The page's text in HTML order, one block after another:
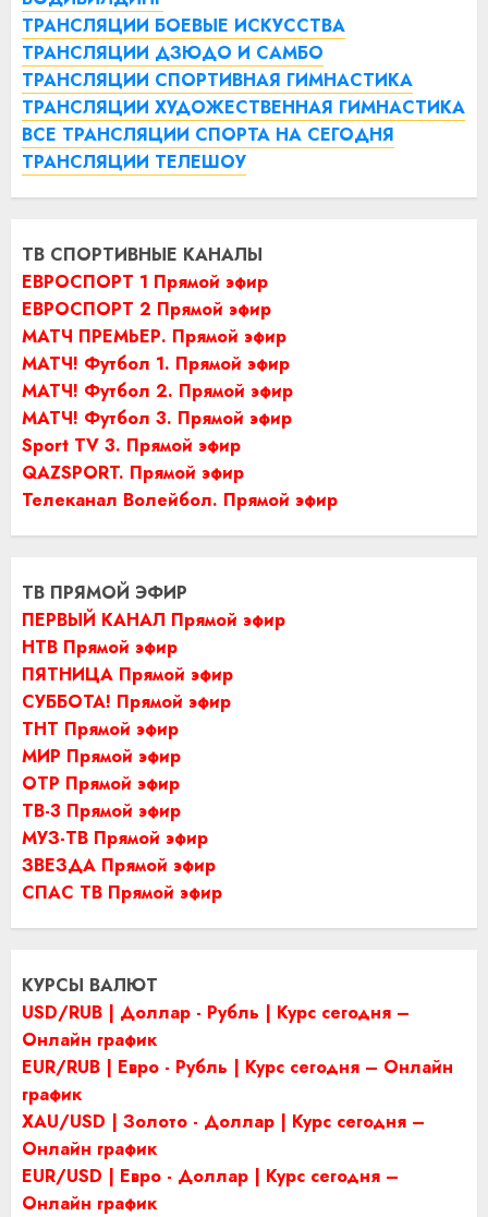
ТРАНСЛЯЦИИ БОЕВЫЕ ИСКУССТВА
ТРАНСЛЯЦИИ ДЗЮДО И САМБО
ТРАНСЛЯЦИИ СПОРТИВНАЯ ГИМНАСТИКА
ТРАНСЛЯЦИИ ХУДОЖЕСТВЕННАЯ ГИМНАСТИКА
ВСЕ ТРАНСЛЯЦИИ СПОРТА НА СЕГОДНЯ
ТРАНСЛЯЦИИ ТЕЛЕШОУ
ТВ СПОРТИВНЫЕ КАНАЛЫ
ЕВРОСПОРТ 1 Прямой эфир
ЕВРОСПОРТ 2 Прямой эфир
МАТЧ ПРЕМЬЕР. Прямой эфир
МАТЧ! Футбол 1. Прямой эфир
МАТЧ! Футбол 2. Прямой эфир
МАТЧ! Футбол 3. Прямой эфир
Sport TV 3. Прямой эфир
QAZSPORT. Прямой эфир
Телеканал Волейбол. Прямой эфир
ТВ ПРЯМОЙ ЭФИР
ПЕРВЫЙ КАНАЛ Прямой эфир
НТВ Прямой эфир
ПЯТНИЦА Прямой эфир
СУББОТА! Прямой эфир
ТНТ Прямой эфир
МИР Прямой эфир
ОТР Прямой эфир
ТВ-3 Прямой эфир
МУЗ-ТВ Прямой эфир
ЗВЕЗДА Прямой эфир
СПАС ТВ Прямой эфир
КУРСЫ ВАЛЮТ
USD/RUB | Доллар - Рубль | Курс сегодня –
Онлайн график
EUR/RUB | Евро - Рубль | Курс сегодня – Онлайн
график
XAU/USD | Золото - Доллар | Курс сегодня –
Онлайн график
EUR/USD | Евро - Доллар | Курс сегодня –
Онлайн график